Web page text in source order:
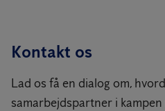
Kontakt os
Lad os få en dialog om,
samarbejdspartner i